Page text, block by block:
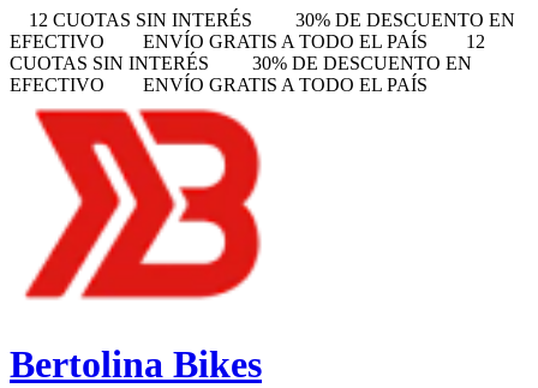
12 CUOTAS SIN INTERÉS
30% DE DESCUENTO EN
EFECTIVO
ENVÍO GRATIS A TODO EL PAÍS
12
CUOTAS SIN INTERÉS
30% DE DESCUENTO EN
EFECTIVO
ENVÍO GRATIS A TODO EL PAÍS
Bertolina Bikes